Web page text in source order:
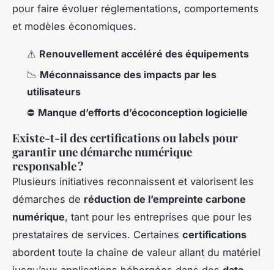
pour faire évoluer réglementations, comportements
et modèles économiques.
⚠️ Renouvellement accéléré des équipements
📉 Méconnaissance des impacts par les
utilisateurs
⛔ Manque d’efforts d’écoconception logicielle
Existe-t-il des certifications ou labels pour
garantir une démarche numérique
responsable ?
Plusieurs initiatives reconnaissent et valorisent les
démarches de réduction de l’empreinte carbone
numérique, tant pour les entreprises que pour les
prestataires de services. Certaines certifications
abordent toute la chaîne de valeur allant du matériel